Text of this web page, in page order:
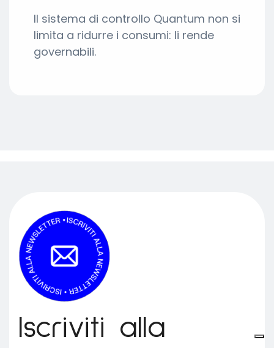
Il sistema di controllo Quantum non si
limita a ridurre i consumi: li rende
governabili.
Iscriviti alla